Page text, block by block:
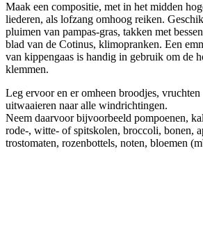
Maak een compositie, met in het midden
liederen, als lofzang omhoog reiken.
pluimen van pampas-gras, takken met
blad van de Cotinus, klimopranken. Een
van kippengaas is handig in gebruik om de
klemmen.
Leg ervoor en er omheen broodjes,
uitwaaieren naar alle windrichtingen.
Neem daarvoor bijvoorbeeld pompoenen,
rode-, witte- of spitskolen, broccoli, bonen,
trostomaten, rozenbottels, noten, bloemen